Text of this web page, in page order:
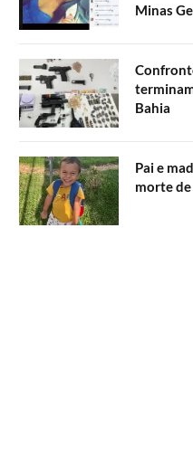
Minas
Bahia
Pai e
morte